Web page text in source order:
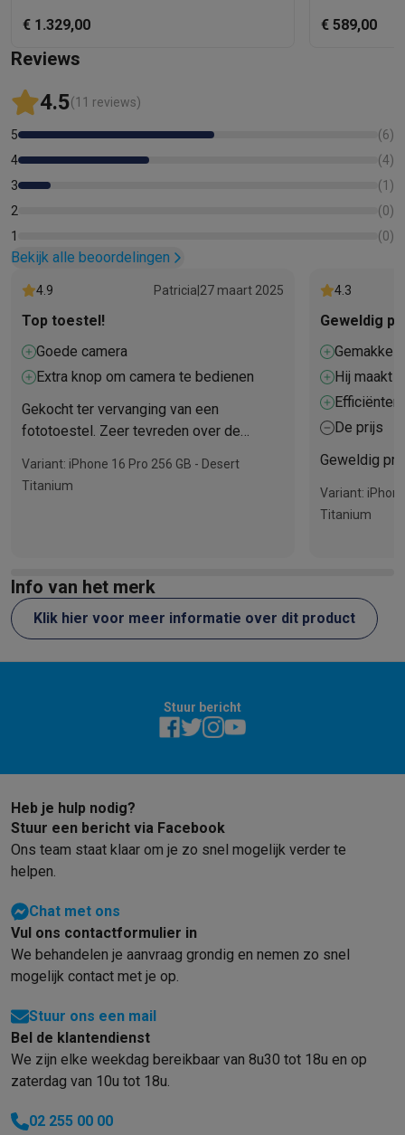
€ 1.329,00 € 589,00
Reviews
4.5(11 reviews)
5 (6)
4
(4)
3
(1 )
2
(0)
1
(0)
Bekijk alle beoordelingen
4.9 Patricia 27 maart 2025
Top toestel!
Goede camera
Extra knop om camera te bedienen
Gekocht ter vervanging van een
fototoestel. Zeer tevreden over de
Variant: iPhone 16 Pro 256 GB - Desert
Titanium
4.3
Geweldig
Hij maakt
De prijs
Geweldig
Variant:
Titanium
Info van het merk
Klik hier voor meer informatie over dit product
Stuur bericht
Heb je hulp nodig?
Stuur een bericht via Facebook
Ons team staat klaar om je zo snel mogelijk verder te
helpen.
Chat met ons
Vul ons contactformulier in
We behandelen je aanvraag grondig en nemen zo snel
mogelijk contact met je op.
Stuur ons een mail
Bel de klantendienst
We zijn elke weekdag bereikbaar van 8u30 tot 18u en op
zaterdag van 10u tot 18u.
02 255 00 00